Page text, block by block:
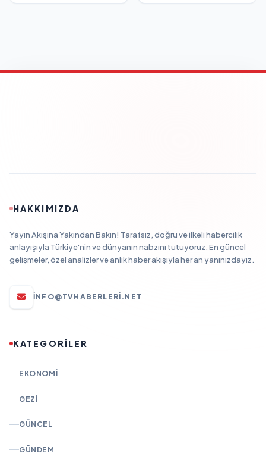
HAKKIMIZDA
Yayın Akışına Yakından Bakın! Tarafsız, doğru ve ilkeli habercilik
anlayışıyla Türkiye'nin ve dünyanın nabzını tutuyoruz. En güncel
gelişmeler, özel analizler ve anlık haber akışıyla her an yanınızdayız.
INFO@TVHABERLERI.NET
KATEGORİLER
EKONOMI
GEZI
GÜNCEL
GÜNDEM